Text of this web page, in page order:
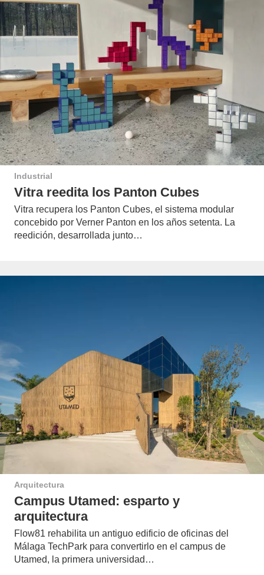
Industrial
Vitra reedita los Panton Cubes
Vitra recupera los Panton Cubes, el sistema modular
concebido por Verner Panton en los años setenta. La
reedición, desarrollada junto…
Arquitectura
Campus Utamed: esparto y
arquitectura
Flow81 rehabilita un antiguo edificio de oficinas del
Málaga TechPark para convertirlo en el campus de
Utamed, la primera universidad…